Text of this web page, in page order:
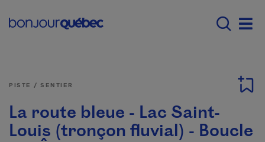
Main navigation -
PISTE / SENTIER
La route bleue - Lac Saint-
Louis (tronçon fluvial) - Boucle